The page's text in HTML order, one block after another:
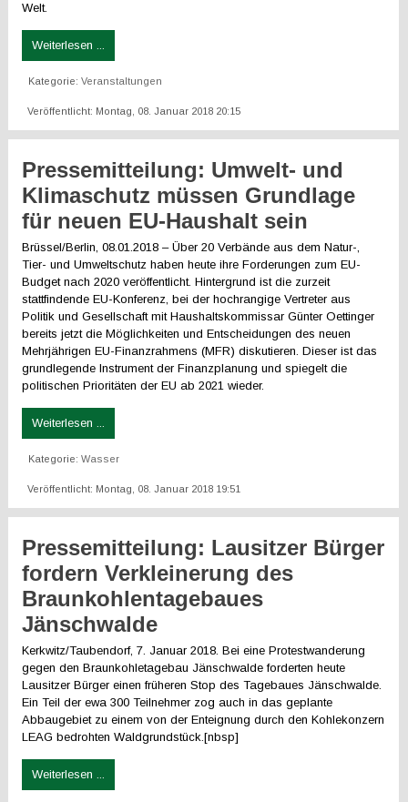
Welt.
Weiterlesen ...
Kategorie:Veranstaltungen
Veröffentlicht: Montag, 08. Januar 2018 20:15
Pressemitteilung: Umwelt- und
Klimaschutz müssen Grundlage
für neuen EU-Haushalt sein
Brüssel/Berlin, 08.01.2018 – Über 20 Verbände aus dem Natur-,
Tier- und Umweltschutz haben heute ihre Forderungen zum EU-
Budget nach 2020 veröffentlicht. Hintergrund ist die zurzeit
stattfindende EU-Konferenz, bei der hochrangige Vertreter aus
Politik und Gesellschaft mit Haushaltskommissar Günter Oettinger
bereits jetzt die Möglichkeiten und Entscheidungen des neuen
Mehrjährigen EU-Finanzrahmens (MFR) diskutieren. Dieser ist das
grundlegende Instrument der Finanzplanung und spiegelt die
politischen Prioritäten der EU ab 2021 wieder.
Weiterlesen ...
Kategorie:Wasser
Veröffentlicht: Montag, 08. Januar 2018 19:51
Pressemitteilung: Lausitzer Bürger
fordern Verkleinerung des
Braunkohlentagebaues
Jänschwalde
Kerkwitz/Taubendorf, 7. Januar 2018. Bei eine Protestwanderung
gegen den Braunkohletagebau Jänschwalde forderten heute
Lausitzer Bürger einen früheren Stop des Tagebaues Jänschwalde.
Ein Teil der ewa 300 Teilnehmer zog auch in das geplante
Abbaugebiet zu einem von der Enteignung durch den Kohlekonzern
LEAG bedrohten Waldgrundstück.[nbsp]
Weiterlesen ...